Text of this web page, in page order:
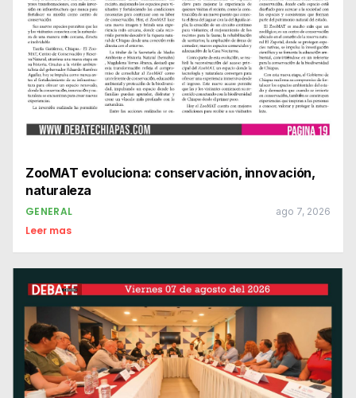
ZooMAT evoluciona: conservación, innovación,
naturaleza
GENERAL ago 7, 2026
Leer mas